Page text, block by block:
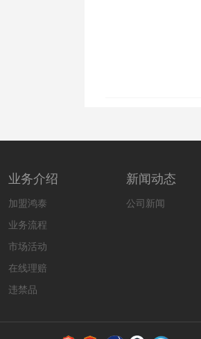
业务介绍
加盟鸿泰
业务流程
市场活动
在线理赔
违禁品
新闻动态
公司新闻